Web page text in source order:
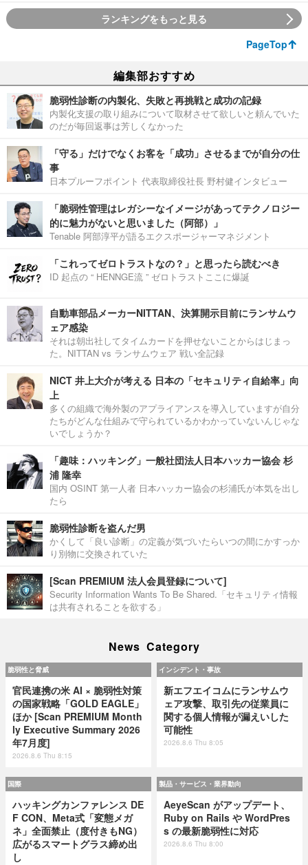
ランキングをもっと見る
PageTop
編集部おすすめ
脆弱性診断の内製化、失敗と再挑戦と成功の記録
内製化支援の取り組みについて取材させて欲しいと頼んでいた
のだが毎回返事は芳しくなかった
「守る」だけでなくお客を「成功」させるまでが自分の仕
事
日本プルーフポイント 代表取締役社長 野村健インタビュー
「脆弱性管理はレガシーなイメージがあってテクノロジー
的に魅力がないと思いました（阿部）」
Tenable 阿部淳平が語るエクスポージャーマネジメント
「これってゼロトラストなの？」と思ったら読むべき
ID 起点の “ HENNGE流 ” ゼロトラストここに爆誕
自動車部品メーカーNITTAN、決算開示目前にランサムウ
ェア感染
それは朝出社してタイムカードを押せないことからはじまっ
た。NITTAN vs ランサムウェア 戦い全記録
NICT 井上大介が考える 日本の「セキュリティ自給率」向
上
多くの組織で海外製のアプライアンスを導入していますが自分
たちがどんな仕組みで守られているかわかっていないんじゃな
いでしょうか？
「趣味：ハッキング」一般社団法人日本ハッカー協会 杉
浦 隆幸
国内 OSINT 第一人者 日本ハッカー協会の杉浦氏が本気を出し
たら
脆弱性診断を盗んだ男
かくして「良い診断」の定義が気づいたらいつの間にかすっか
り別物に交換されていた
[Scan PREMIUM 法人会員登録について]
Security Information Wants To Be Shared.「セキュリティ情報
は共有されることを欲する」
News Category
脆弱性と脅威
官民連携の米 AI × 脆弱性対策
の国家戦略「GOLD EAGLE」
ほか [Scan PREMIUM Month
ly Executive Summary 2026
年7月度]
2026.8.6 Thu 8:15
インシデント・事故
新エフエイコムにランサムウ
ェア攻撃、取引先の従業員に
関する個人情報が漏えいした
可能性
2026.8.6 Thu 8:05
国際
ハッキングカンファレンス DE
F CON、Meta式「変態メガ
ネ」全面禁止（度付きもNG）
広がるスマートグラス締め出
し
製品・サービス・業界動向
AeyeScan がアップデート、
Ruby on Rails や WordPres
s の最新脆弱性に対応
2026.8.6 Thu 8:00